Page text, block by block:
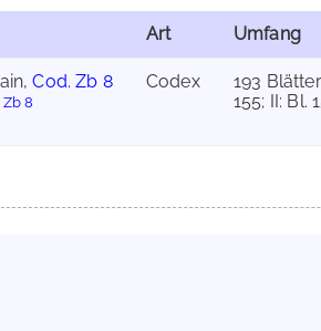
Art Umfang
Cod. Zb 8
8
Codex
193
155; II: Bl.